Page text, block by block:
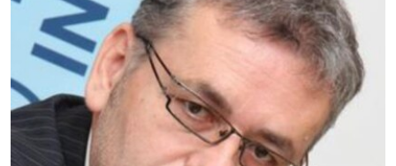
FOTOGALERIJE
INFOGRAFIKE
RAT U UKRAJINI
KINA NA BALKANU
RSE PRIČE IZ SVIJETA
ISPRIČAJ MI
DNEVNO@RSE